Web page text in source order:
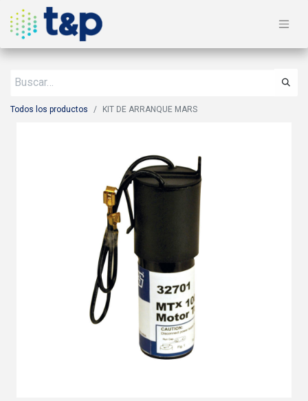
Todos los productos KIT DE ARRANQUE MARS